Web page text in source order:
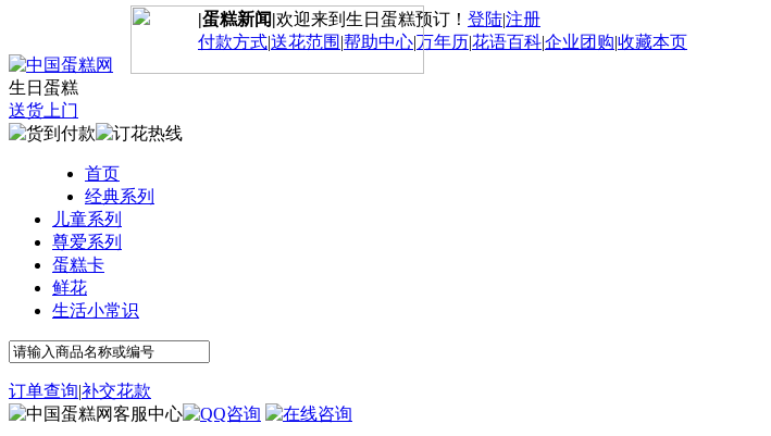
|蛋糕新闻|欢迎来到生日蛋糕预订！ 登陆|注册
付款方式|送花范围 |帮助中心|万年历|花语百科|企业团购|收藏本页
生日蛋糕
送货上门
首页
经典系列
儿童系列
尊爱系列
蛋糕卡
鲜花
生活小常识
订单查询|补交花款